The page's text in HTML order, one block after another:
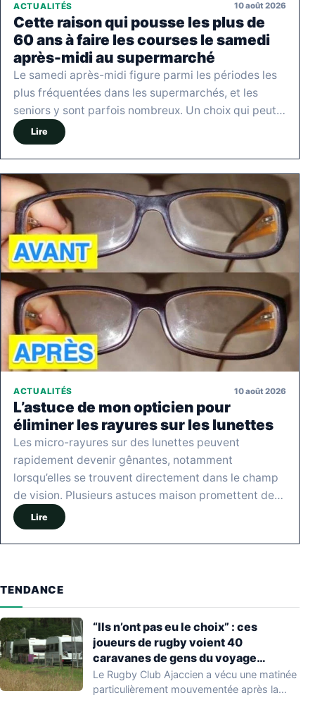
ACTUALITÉS 10 août 2026
Cette raison qui pousse les plus de
60 ans à faire les courses le samedi
après-midi au supermarché
Le samedi après-midi figure parmi les périodes les
plus fréquentées dans les supermarchés, et les
seniors y sont parfois nombreux. Un choix qui peut…
Lire
ACTUALITÉS 10 août 2026
L’astuce de mon opticien pour
éliminer les rayures sur les lunettes
Les micro-rayures sur des lunettes peuvent
rapidement devenir gênantes, notamment
lorsqu’elles se trouvent directement dans le champ
de vision. Plusieurs astuces maison promettent de…
Lire
TENDANCE
“Ils n’ont pas eu le choix” : ces
joueurs de rugby voient 40
caravanes de gens du voyage
s’installer dans leur stade, ils les
délogent en moins d’1 heure
Le Rugby Club Ajaccien a vécu une matinée
particulièrement mouvementée après la